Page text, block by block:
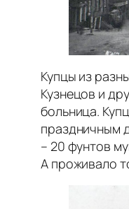
Купцы из
Кузнецов и
больница.
праздничным
– 20 фунтов
А проживало